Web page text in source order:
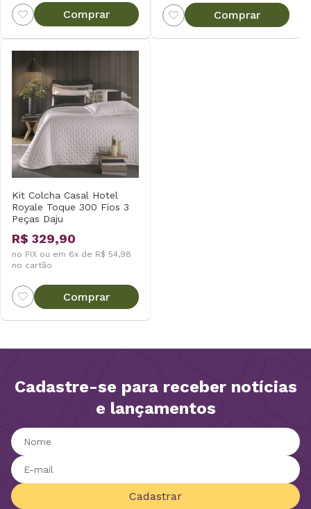
Comprar Comprar
Kit Colcha Casal Hotel
Royale Toque 300 Fios 3
Peças Daju
R$ 329,90
no PIX ou em 6x de R$ 54,98
no cartão
Comprar
Cadastre-se para receber notícias
e lançamentos
Cadastrar